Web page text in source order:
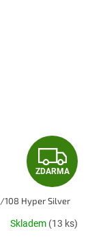
Z
D
A
ZDARMA
108 Hyper Silver
Skladem (13 ks)